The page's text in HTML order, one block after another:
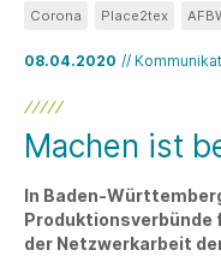
08.04.2020 //
Corona Place2tex
Machen ist
In Baden-
Produktionsverbünde
der Netzwerkarbeit